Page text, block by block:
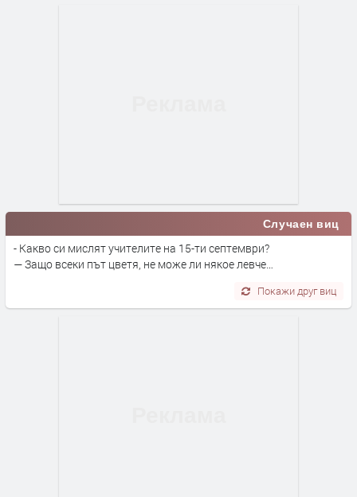
Случаен виц
- Какво си мислят учителите на 15-ти септември?
— Защо всеки път цветя, не може ли някое левче…
Покажи друг виц